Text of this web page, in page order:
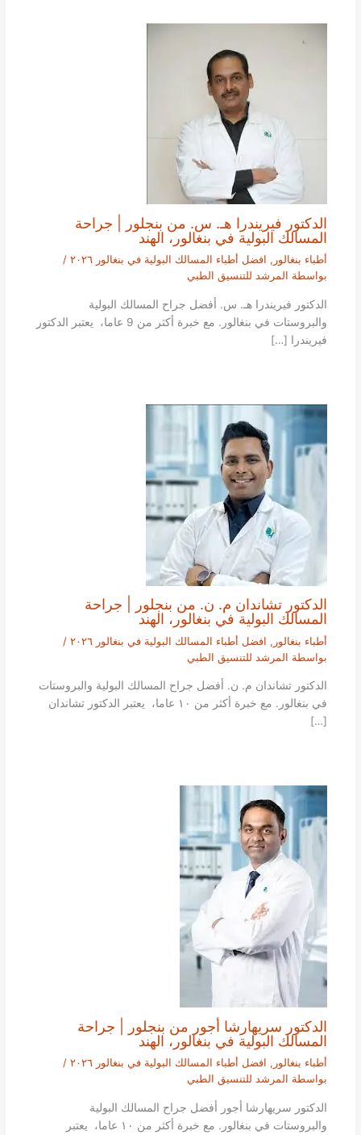
الدكتور فيريندرا هـ. س. من بنجلور | جراحة
المسالك البولية في بنغالور، الهند
أطباء بنغالور , افضل أطباء المسالك البولية في بنغالور ٢٠٢٦
/
بواسطة المرشد للتنسيق الطبي
الدكتور فيريندرا هـ. س. أفضل جراح المسالك البولية
والبروستات في بنغالور. مع خبرة أكثر من 9 عاما، يعتبر الدكتور
فيريندرا […]
الدكتور تشاندان م. ن. من بنجلور | جراحة
المسالك البولية في بنغالور، الهند
أطباء بنغالور , افضل أطباء المسالك البولية في بنغالور ٢٠٢٦
/
بواسطة المرشد للتنسيق الطبي
الدكتور تشاندان م. ن. أفضل جراح المسالك البولية والبروستات
في بنغالور. مع خبرة أكثر من ١٠ عاما، يعتبر الدكتور تشاندان
[…]
الدكتور سريهارشا أجور من بنجلور | جراحة
المسالك البولية في بنغالور، الهند
أطباء بنغالور , افضل أطباء المسالك البولية في بنغالور ٢٠٢٦
/
بواسطة المرشد للتنسيق الطبي
الدكتور سريهارشا أجور أفضل جراح المسالك البولية
والبروستات في بنغالور. مع خبرة أكثر من ١٠ عاما، يعتبر